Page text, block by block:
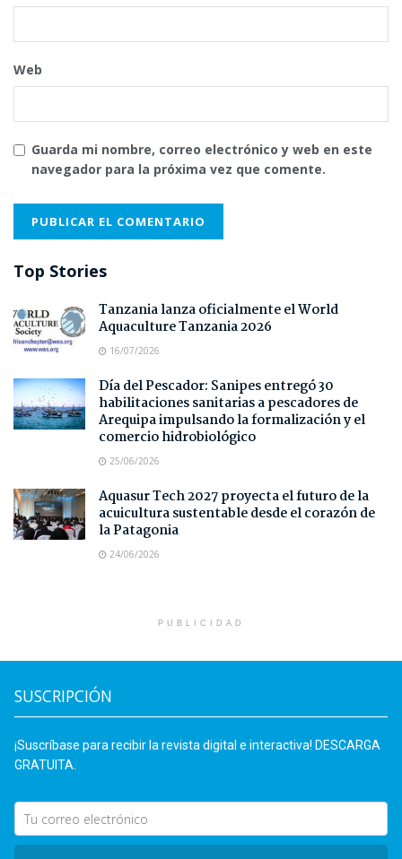
Web
Guarda mi nombre, correo electrónico y web en este
navegador para la próxima vez que comente.
Top Stories
Tanzania lanza oficialmente el World
Aquaculture Tanzania 2026
16/07/2026
Día del Pescador: Sanipes entregó 30
habilitaciones sanitarias a pescadores de
Arequipa impulsando la formalización y el
comercio hidrobiológico
25/06/2026
Aquasur Tech 2027 proyecta el futuro de la
acuicultura sustentable desde el corazón de
la Patagonia
24/06/2026
PUBLICIDAD
SUSCRIPCIÓN
¡Suscríbase para recibir la revista digital e interactiva! DESCARGA
GRATUITA.